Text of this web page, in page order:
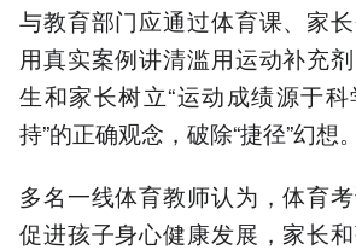
与教育部门应通过体育课、家
用真实案例讲清滥用运动补充
生和家长树立“运动成绩源于
持”的正确观念，破除“捷径”幻想。
多名一线体育教师认为，体育
促进孩子身心健康发展，家长